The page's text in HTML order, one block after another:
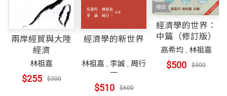
兩岸經貿與大陸
經濟
林祖嘉
$255 $300
經濟學的新世界
林祖嘉 ,李誠 , 周行
一
$510 $600
經濟學的世界：
中篇（修訂版）
高希均, 林祖嘉
$500 $500